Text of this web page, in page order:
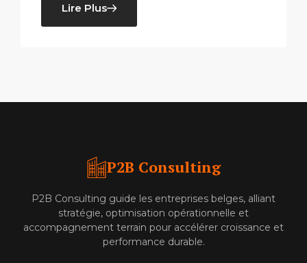
Lire Plus
P2B Consulting
P2B Consulting guide les entreprises belges, alliant
stratégie, optimisation opérationnelle et
accompagnement terrain pour accélérer croissance et
performance durable.